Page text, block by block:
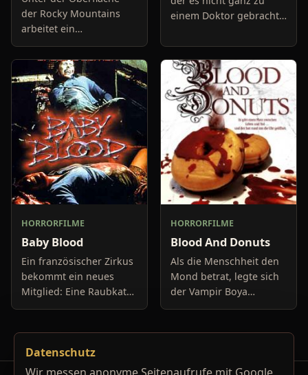
der Rocky Mountains
arbeitet ein
Forscherteam um Dr.
Alan Woodman (John
Savage) eifrig an der
Wiederbelebung einer
über 5000 Jahre alten
einem Doktor gebracht
Medizinstudium
abbrechen musste, ist
völlig wahnsinnig und
obendrein
HORRORFILME
Baby Blood
Ein französischer Zirkus
bekommt ein neues
Mitglied: Eine Raubkatze
wird aus Afrika
Show erweitern. Doch
kurz nach ihrer Ankunft
expl
HORRORFILME
Blood And Donuts
Als die Menschheit den
Mond betrat, legte sich
der Vampir Boya
(Gordon Currie) für
Ruhe. Ein
später wird er durch
Datenschutz